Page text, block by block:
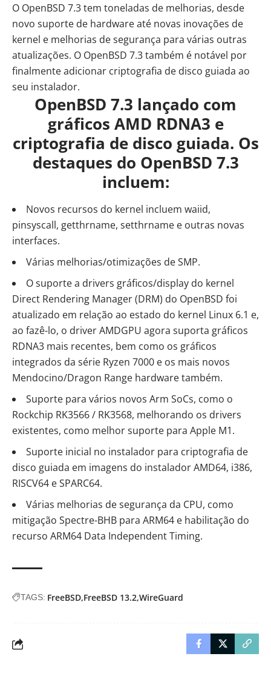
O OpenBSD 7.3 tem toneladas de melhorias, desde
novo suporte de hardware até novas inovações de
kernel e melhorias de segurança para várias outras
atualizações. O OpenBSD 7.3 também é notável por
finalmente adicionar criptografia de disco guiada ao
seu instalador.
OpenBSD 7.3 lançado com
gráficos AMD RDNA3 e
criptografia de disco guiada. Os
destaques do OpenBSD 7.3
incluem:
Novos recursos do kernel incluem waiid,
pinsyscall, getthrname, setthrname e outras novas
interfaces.
Várias melhorias/otimizações de SMP.
O suporte a drivers gráficos/display do kernel
Direct Rendering Manager (DRM) do OpenBSD foi
atualizado em relação ao estado do kernel Linux 6.1 e,
ao fazê-lo, o driver AMDGPU agora suporta gráficos
RDNA3 mais recentes, bem como os gráficos
integrados da série Ryzen 7000 e os mais novos
Mendocino/Dragon Range hardware também.
Suporte para vários novos Arm SoCs, como o
Rockchip RK3566 / RK3568, melhorando os drivers
existentes, como melhor suporte para Apple M1.
Suporte inicial no instalador para criptografia de
disco guiada em imagens do instalador AMD64, i386,
RISCV64 e SPARC64.
Várias melhorias de segurança da CPU, como
mitigação Spectre-BHB para ARM64 e habilitação do
recurso ARM64 Data Independent Timing.
TAGS: FreeBSD FreeBSD 13.2 WireGuard